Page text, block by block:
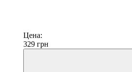
Цена:
329 грн